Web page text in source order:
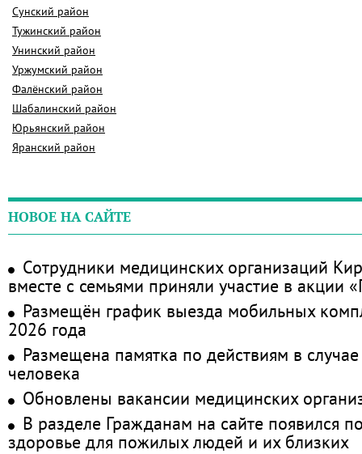
Сунский район
Тужинский район
Унинский район
Уржумский район
Фалёнский район
Шабалинский район
Юрьянский район
Яранский район
НОВОЕ НА САЙТЕ
Сотрудники медицинских организаций
вместе с семьями приняли участие в акции
Размещён график выезда мобильных
2026 года
Размещена памятка по действиям в
человека
Обновлены вакансии медицинских
В разделе Гражданам на сайте появился
здоровье для пожилых людей и их близких